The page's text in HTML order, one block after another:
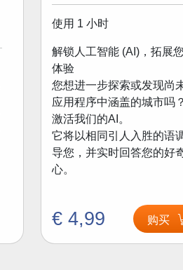
使用 1 小时
解锁人工智能 (AI)，拓展
体验
您想进一步探索或发现尚
应用程序中涵盖的城市吗？
激活我们的AI。
它将以相同引人入胜的语
导您，并实时回答您的好
心。
€ 4,99 购买